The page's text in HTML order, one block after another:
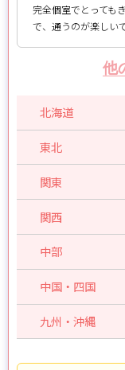
完全個室でとっても
で、通うのが楽しい
他
北海道
東北
関東
関西
中部
中国・四国
九州・沖縄